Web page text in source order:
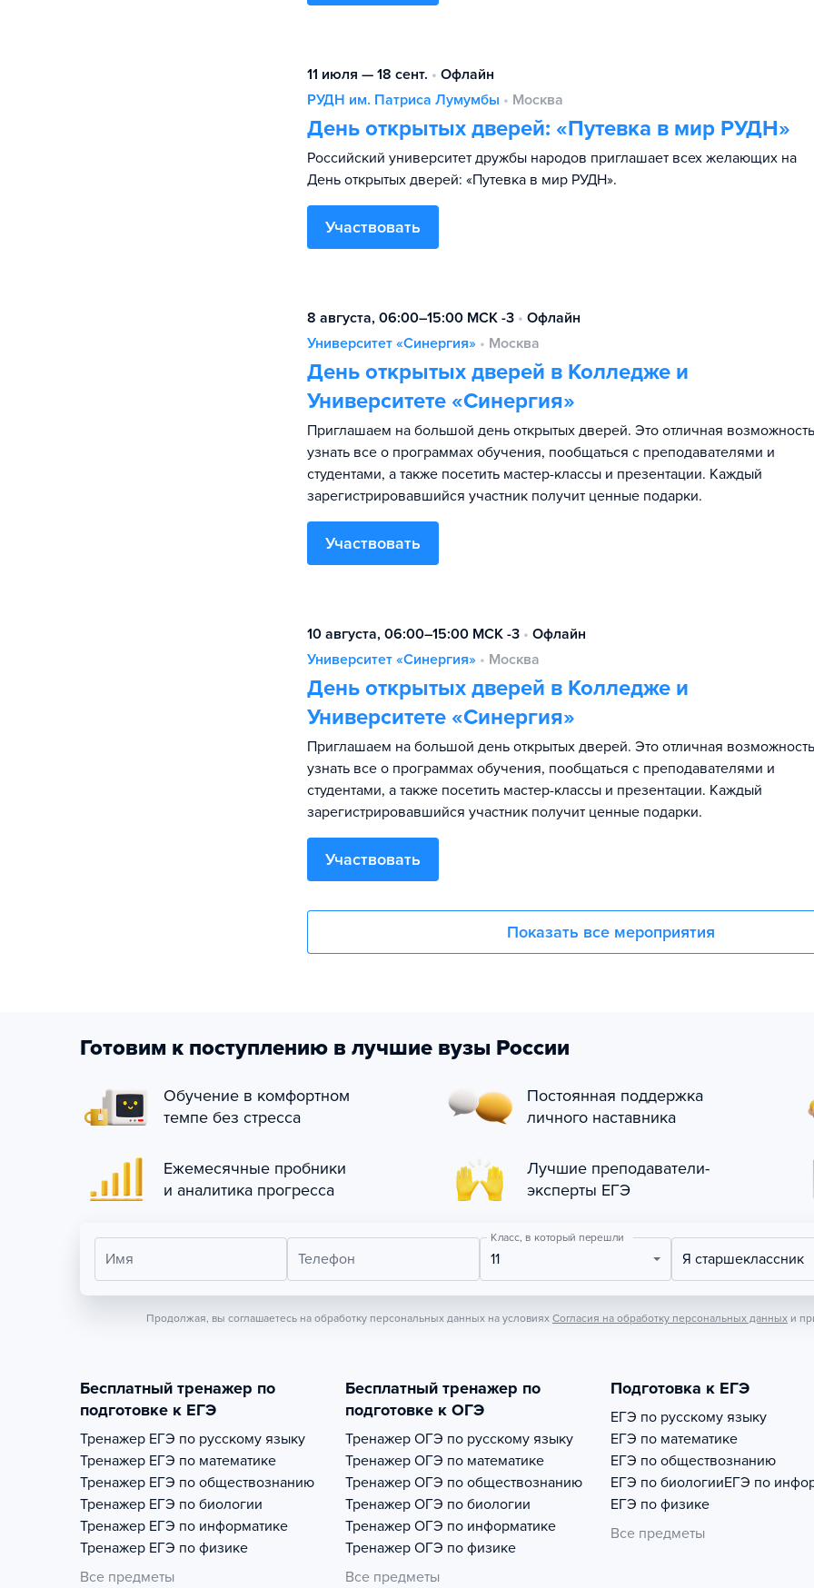
11 июля — 18 сент. • Офлайн
РУДН им. Патриса Лумумбы • Москва
День открытых дверей: «Путевка в мир РУДН»
Российский университет дружбы народов приглашает всех желающих на
День открытых дверей: «Путевка в мир РУДН».
Участвовать
8 августа, 06:00–15:00 МСК -3 • Офлайн
Университет «Синергия» • Москва
День открытых дверей в Колледже и
Университете «Синергия»
Приглашаем на большой день открытых дверей. Это отличная возможность
узнать все о программах обучения, пообщаться с преподавателями и
студентами, а также посетить мастер-классы и презентации. Каждый
зарегистрировавшийся участник получит ценные подарки.
Участвовать
10 августа, 06:00–15:00 МСК -3 • Офлайн
Университет «Синергия» • Москва
День открытых дверей в Колледже и
Университете «Синергия»
Приглашаем на большой день открытых дверей. Это отличная возможность
узнать все о программах обучения, пообщаться с преподавателями и
студентами, а также посетить мастер-классы и презентации. Каждый
зарегистрировавшийся участник получит ценные подарки.
Участвовать
Показать все мероприятия
Готовим к поступлению в лучшие вузы России
Обучение в комфортном
темпе без стресса
Постоянная поддержка
личного наставника
Ежемесячные пробники
и аналитика прогресса
Лучшие преподаватели-
эксперты ЕГЭ
Имя Телефон
Класс, в который перешли
11 Я старшеклассник
Продолжая, вы соглашаетесь на обработку персональных данных на условиях Согласия на обработку персональных данных и
Бесплатный тренажер по
подготовке к ЕГЭ
Тренажер ЕГЭ по русскому языку
Тренажер ЕГЭ по математике
Тренажер ЕГЭ по обществознанию
Тренажер ЕГЭ по биологии
Тренажер ЕГЭ по информатике
Тренажер ЕГЭ по физике
Все предметы
Бесплатный тренажер по
подготовке к ОГЭ
Тренажер ОГЭ по русскому языку
Тренажер ОГЭ по математике
Тренажер ОГЭ по обществознанию
Тренажер ОГЭ по биологии
Тренажер ОГЭ по информатике
Тренажер ОГЭ по физике
Все предметы
Подготовка к ЕГЭ
ЕГЭ по русскому языку
ЕГЭ по математике
ЕГЭ по обществознанию
ЕГЭ по биологииЕГЭ по
ЕГЭ по физике
Все предметы